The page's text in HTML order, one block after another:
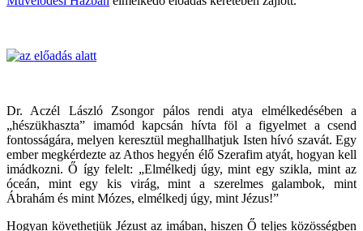
Dr. Aczél László Zsongor pálos rendi atya elmélkedésében a
„hészükhaszta” imamód kapcsán hívta föl a figyelmet a csend
fontosságára, melyen keresztül meghallhatjuk Isten hívó szavát. Egy
ember megkérdezte az Athos hegyén élő Szerafim atyát, hogyan kell
imádkozni. Ő így felelt: „Elmélkedj úgy, mint egy szikla, mint az
óceán, mint egy kis virág, mint a szerelmes galambok, mint
Ábrahám és mint Mózes, elmélkedj úgy, mint Jézus!”
Hogyan követhetjük Jézust az imában, hiszen Ő teljes közösségben